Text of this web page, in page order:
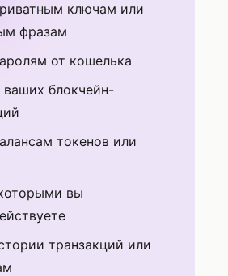
ключам или
фразам
от кошелька
блокчейн-
токенов или
вы
транзакций или